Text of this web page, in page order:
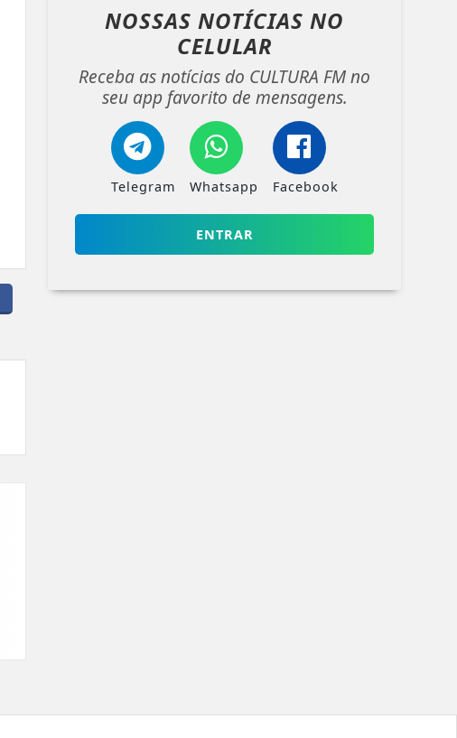
NOSSAS NOTÍCIASNO
CELULAR
Receba as notícias do CULTURA FM no
seu app favorito de mensagens.
Telegram Whatsapp Facebook
ENTRAR